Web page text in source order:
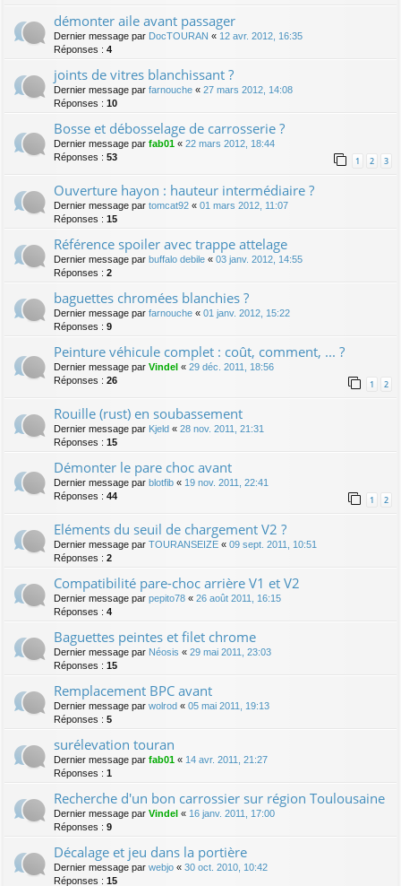
démonter aile avant passager
Dernier message par DocTOURAN « 12 avr. 2012, 16:35
Réponses : 4
joints de vitres blanchissant ?
Dernier message par farnouche « 27 mars 2012, 14:08
Réponses : 10
Bosse et débosselage de carrosserie ?
Dernier message par fab01 « 22 mars 2012, 18:44
Réponses : 53 1 2 3
Ouverture hayon : hauteur intermédiaire ?
Dernier message par tomcat92 « 01 mars 2012, 11:07
Réponses : 15
Référence spoiler avec trappe attelage
Dernier message par buffalo debile « 03 janv. 2012, 14:55
Réponses : 2
baguettes chromées blanchies ?
Dernier message par farnouche « 01 janv. 2012, 15:22
Réponses : 9
Peinture véhicule complet : coût, comment, ... ?
Dernier message par Vindel « 29 déc. 2011, 18:56
Réponses : 26 1 2
Rouille (rust) en soubassement
Dernier message par Kjeld « 28 nov. 2011, 21:31
Réponses : 15
Démonter le pare choc avant
Dernier message par blotfib « 19 nov. 2011, 22:41
Réponses : 44 1 2
Eléments du seuil de chargement V2 ?
Dernier message par TOURANSEIZE « 09 sept. 2011, 10:51
Réponses : 2
Compatibilité pare-choc arrière V1 et V2
Dernier message par pepito78 « 26 août 2011, 16:15
Réponses : 4
Baguettes peintes et filet chrome
Dernier message par Néosis « 29 mai 2011, 23:03
Réponses : 15
Remplacement BPC avant
Dernier message par wolrod « 05 mai 2011, 19:13
Réponses : 5
surélevation touran
Dernier message par fab01 « 14 avr. 2011, 21:27
Réponses : 1
Recherche d'un bon carrossier sur région Toulousaine
Dernier message par Vindel « 16 janv. 2011, 17:00
Réponses : 9
Décalage et jeu dans la portière
Dernier message par webjo « 30 oct. 2010, 10:42
Réponses : 15